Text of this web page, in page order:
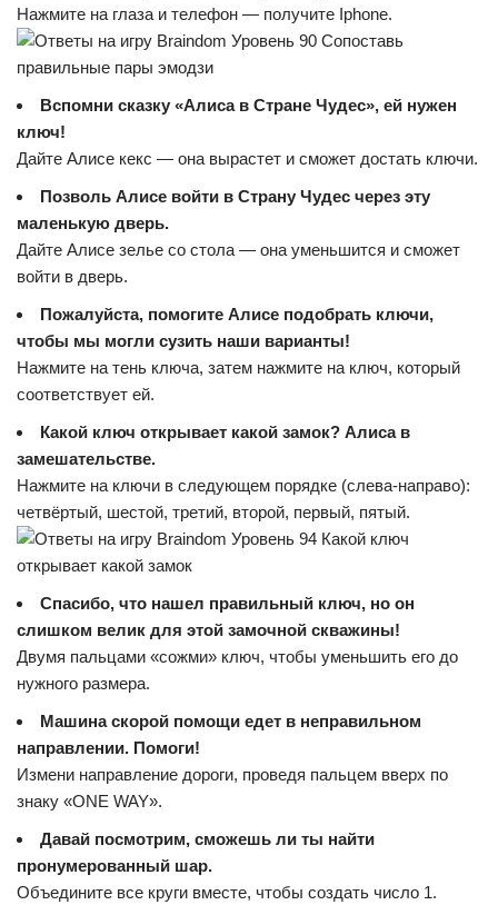
Нажмите на глаза и телефон — получите Iphone.
Вспомни сказку «Алиса в Стране Чудес», ей нужен
ключ!
Дайте Алисе кекс — она вырастет и сможет достать ключи.
Позволь Алисе войти в Страну Чудес через эту
маленькую дверь.
Дайте Алисе зелье со стола — она уменьшится и сможет
войти в дверь.
Пожалуйста, помогите Алисе подобрать ключи,
чтобы мы могли сузить наши варианты!
Нажмите на тень ключа, затем нажмите на ключ, который
соответствует ей.
Какой ключ открывает какой замок? Алиса в
замешательстве.
Нажмите на ключи в следующем порядке (слева-направо):
четвёртый, шестой, третий, второй, первый, пятый.
Спасибо, что нашел правильный ключ, но он
слишком велик для этой замочной скважины!
Двумя пальцами «сожми» ключ, чтобы уменьшить его до
нужного размера.
Машина скорой помощи едет в неправильном
направлении. Помоги!
Измени направление дороги, проведя пальцем вверх по
знаку «ONE WAY».
Давай посмотрим, сможешь ли ты найти
пронумерованный шар.
Объедините все круги вместе, чтобы создать число 1.